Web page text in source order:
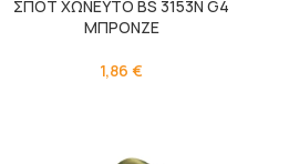
ΣΠΟΤ ΧΩΝΕΥΤΟ BS 3153N G4
ΜΠΡΟΝΖΕ
1,86 €